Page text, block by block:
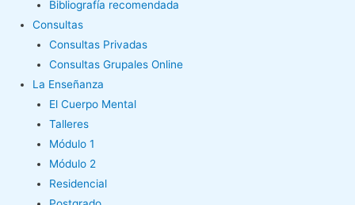
Bibliografía recomendada
Consultas
Consultas Privadas
Consultas Grupales Online
La Enseñanza
El Cuerpo Mental
Talleres
Módulo 1
Módulo 2
Residencial